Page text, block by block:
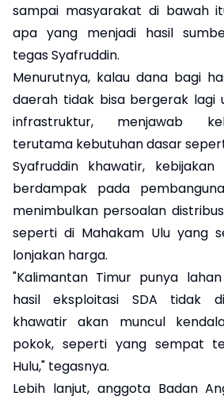
sampai masyarakat di bawah
apa yang menjadi hasil
tegas Syafruddin.
Menurutnya, kalau dana bagi
daerah tidak bisa bergerak lagi
infrastruktur, menjawab
terutama kebutuhan dasar
Syafruddin khawatir, kebijakan
berdampak pada
menimbulkan persoalan
seperti di Mahakam Ulu yang
lonjakan harga.
"Kalimantan Timur punya
hasil eksploitasi SDA tidak
khawatir akan muncul
pokok, seperti yang sempat
Hulu," tegasnya.
Lebih lanjut, anggota Badan